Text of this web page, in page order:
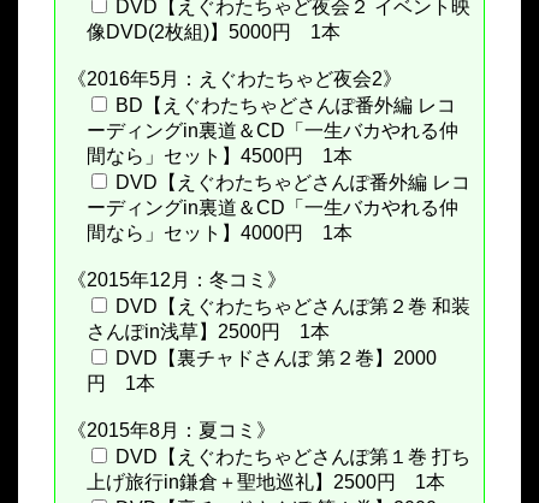
DVD【えぐわたちゃど夜会２ イベント映
像DVD(2枚組)】5000円 1本
《2016年5月：えぐわたちゃど夜会2》
BD【えぐわたちゃどさんぽ番外編 レコ
ーディングin裏道＆CD「一生バカやれる仲
間なら」セット】4500円 1本
DVD【えぐわたちゃどさんぽ番外編 レコ
ーディングin裏道＆CD「一生バカやれる仲
間なら」セット】4000円 1本
《2015年12月：冬コミ》
DVD【えぐわたちゃどさんぽ第２巻 和装
さんぽin浅草】2500円 1本
DVD【裏チャドさんぽ 第２巻】2000
円 1本
《2015年8月：夏コミ》
DVD【えぐわたちゃどさんぽ第１巻 打ち
上げ旅行in鎌倉＋聖地巡礼】2500円 1本